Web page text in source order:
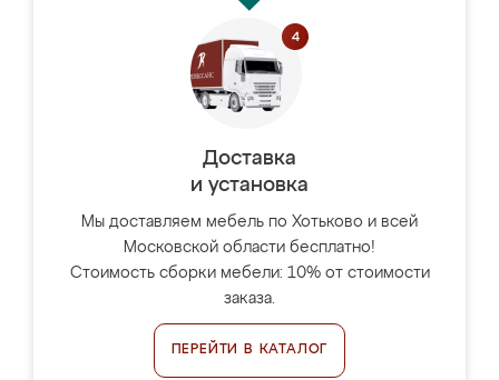
Доставка
и установка
Мы доставляем мебель по Хотьково и всей
Московской области бесплатно!
Стоимость сборки мебели: 10% от стоимости
заказа.
ПЕРЕЙТИ В КАТАЛОГ